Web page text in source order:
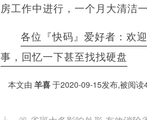
房工作中进行，一个月大清洁一
各位『快码』爱好者：欢
事，回忆一下甚至找找硬盘
本文由 羊喜于2020-09-15发布,被阅读